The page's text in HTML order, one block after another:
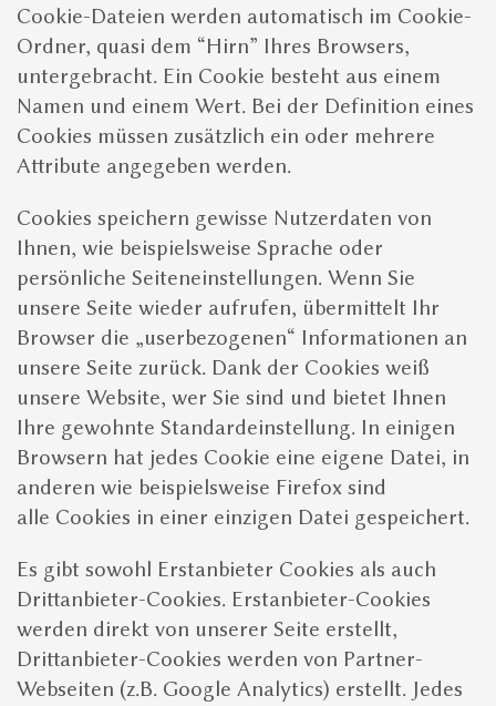
Cookie-Dateien werden automatisch im Cookie-
Ordner, quasi dem “Hirn” Ihres Browsers,
untergebracht. Ein Cookie besteht aus einem
Namen und einem Wert. Bei der Definition eines
Cookies müssen zusätzlich ein oder mehrere
Attribute angegeben werden.
Cookies speichern gewisse Nutzerdaten von
Ihnen, wie beispielsweise Sprache oder
persönliche Seiteneinstellungen. Wenn Sie
unsere Seite wieder aufrufen, übermittelt Ihr
Browser die „userbezogenen“ Informationen an
unsere Seite zurück. Dank der Cookies weiß
unsere Website, wer Sie sind und bietet Ihnen
Ihre gewohnte Standardeinstellung. In einigen
Browsern hat jedes Cookie eine eigene Datei, in
anderen wie beispielsweise Firefox sind
alle Cookies in einer einzigen Datei gespeichert.
Es gibt sowohl Erstanbieter Cookies als auch
Drittanbieter-Cookies. Erstanbieter-Cookies
werden direkt von unserer Seite erstellt,
Drittanbieter-Cookies werden von Partner-
Webseiten (z.B. Google Analytics) erstellt. Jedes